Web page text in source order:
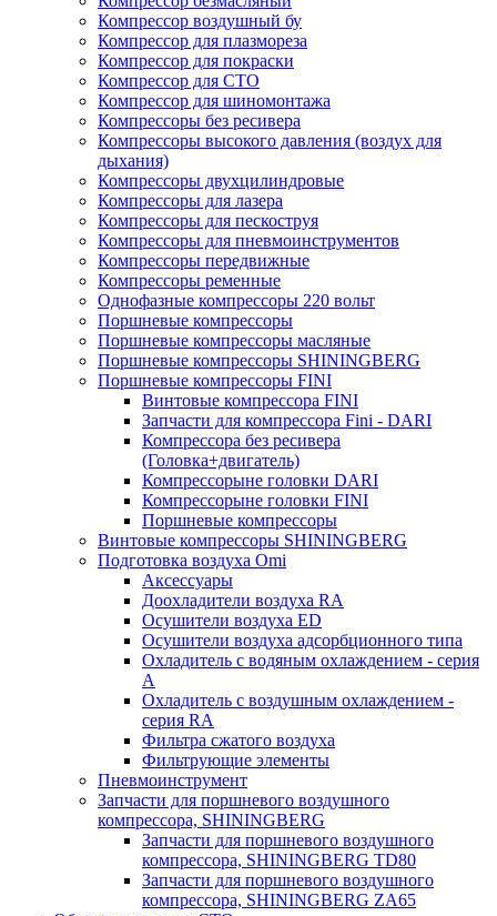
Компрессор воздушный бу
Компрессор для плазмореза
Компрессор для покраски
Компрессор для СТО
Компрессор для шиномонтажа
Компрессоры без ресивера
Компрессоры высокого давления (воздух для
дыхания)
Компрессоры двухцилиндровые
Компрессоры для лазера
Компрессоры для пескоструя
Компрессоры для пневмоинструментов
Компрессоры передвижные
Компрессоры ременные
Однофазные компрессоры 220 вольт
Поршневые компрессоры
Поршневые компрессоры масляные
Поршневые компрессоры SHININGBERG
Поршневые компрессоры FINI
Винтовые компрессора FINI
Запчасти для компрессора Fini - DARI
Компрессора без ресивера
(Головка+двигатель)
Компрессорыне головки DARI
Компрессорыне головки FINI
Поршневые компрессоры
Винтовые компрессоры SHININGBERG
Подготовка воздуха Omi
Аксессуары
Доохладители воздуха RA
Осушители воздуха ED
Осушители воздуха адсорбционного типа
Охладитель с водяным охлаждением - серия
A
Охладитель с воздушным охлаждением -
серия RA
Фильтра сжатого воздуха
Фильтрующие элементы
Пневмоинструмент
Запчасти для поршневого воздушного
компрессора, SHININGBERG
Запчасти для поршневого воздушного
компрессора, SHININGBERG TD80
Запчасти для поршневого воздушного
компрессора, SHININGBERG ZA65